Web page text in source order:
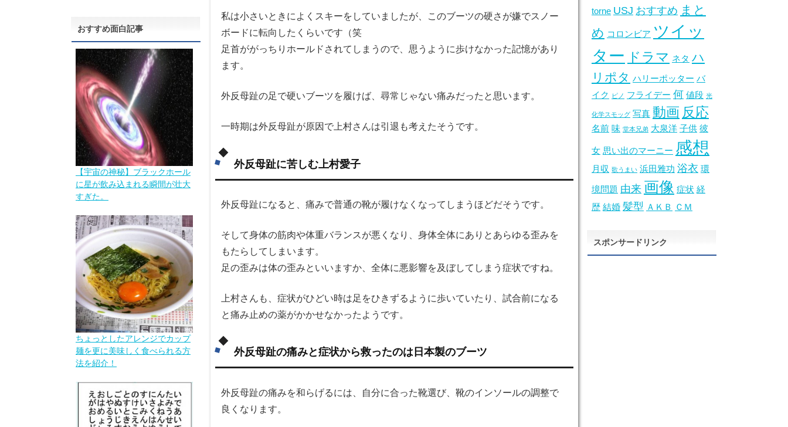
私は小さいときによくスキーをしていましたが、このブーツの硬さが嫌でスノー
ボードに転向したくらいです（笑
足首ががっちりホールドされてしまうので、思うように歩けなかった記憶があり
ます。
外反母趾の足で硬いブーツを履けば、尋常じゃない痛みだったと思います。
一時期は外反母趾が原因で上村さんは引退も考えたそうです。
外反母趾に苦しむ上村愛子
外反母趾になると、痛みで普通の靴が履けなくなってしまうほどだそうです。
そして身体の筋肉や体重バランスが悪くなり、身体全体にありとあらゆる歪みを
もたらしてしまいます。
足の歪みは体の歪みといいますか、全体に悪影響を及ぼしてしまう症状ですね。
上村さんも、症状がひどい時は足をひきずるように歩いていたり、試合前になる
と痛み止めの薬がかかせなかったようです。
外反母趾の痛みと症状から救ったのは日本製のブーツ
外反母趾の痛みを和らげるには、自分に合った靴選び、靴のインソールの調整で
良くなります。
おすすめ面白記事
【宇宙の神秘】ブラックホール
に星が飲み込まれる瞬間が壮大
すぎた。
ちょっとしたアレンジでカップ
麺を更に美味しく食べられる方
法を紹介！
torne USJ おすすめ まと
め コロンビア ツイッ
ター ドラマ ネタ ハ
リポタ ハリーポッター バ
イク
ピノ フライデー 何 値段 光
化学スモッグ 写真 動画 反応
名前 味 堂本兄弟 大泉洋 子供 彼
女 思い出のマーニー 感想
月収 歌うまい 浜田雅功 浴衣 環
境問題 由来 画像 症状 経
歴 結婚 髪型 ＡＫＢ ＣＭ
スポンサードリンク